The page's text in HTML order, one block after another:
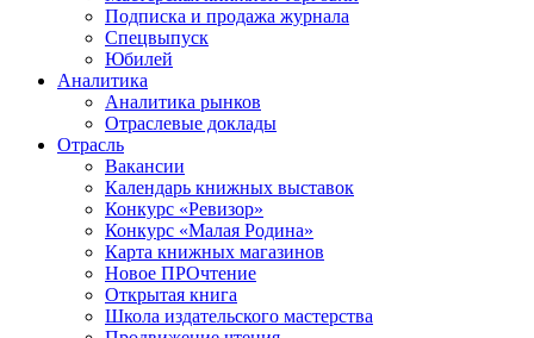
Подписка и продажа журнала
Спецвыпуск
Юбилей
Аналитика
Аналитика рынков
Отраслевые доклады
Отрасль
Вакансии
Календарь книжных выставок
Конкурс «Ревизор»
Конкурс «Малая Родина»
Карта книжных магазинов
Новое ПРОчтение
Открытая книга
Школа издательского мастерства